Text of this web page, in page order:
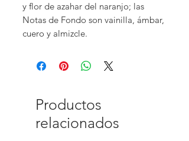
y flor de azahar del naranjo; las
Notas de Fondo son vainilla, ámbar,
cuero y almizcle.
Productos
relacionados